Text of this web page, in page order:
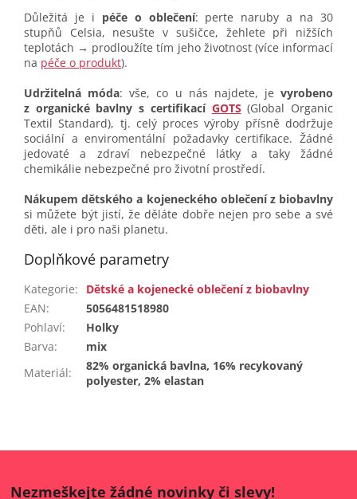
Důležitá je i péče o oblečení: perte naruby a na 30
stupňů Celsia, nesušte v sušičce, žehlete při nižších
teplotách → prodloužíte tím jeho životnost (více informací
na péče o produkt).
Udržitelná móda: vše, co u nás najdete, je vyrobeno
z organické bavlny s certifikací GOTS (Global Organic
Textil Standard), tj. celý proces výroby přísně dodržuje
sociální a enviromentální požadavky certifikace. Žádné
jedovaté a zdraví nebezpečné látky a taky žádné
chemikálie nebezpečné pro životní prostředí.
Nákupem dětského a kojeneckého oblečení z biobavlny
si můžete být jistí, že děláte dobře nejen pro sebe a své
děti, ale i pro naši planetu.
Doplňkové parametry
Kategorie:
Dětské a kojenecké oblečení z biobavlny
EAN:
5056481518980
Pohlaví:
Holky
Barva:
mix
Materiál:
82% organická bavlna, 16% recykovaný
polyester, 2% elastan
Nezmeškejte žádné novinky či slevy!